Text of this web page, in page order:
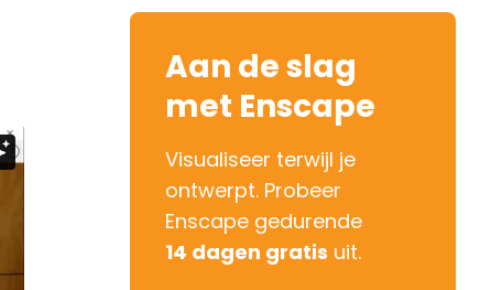
Aan de slag
met Enscape
Visualiseer terwijl je
ontwerpt. Probeer
Enscape gedurende
14 dagen gratis uit.